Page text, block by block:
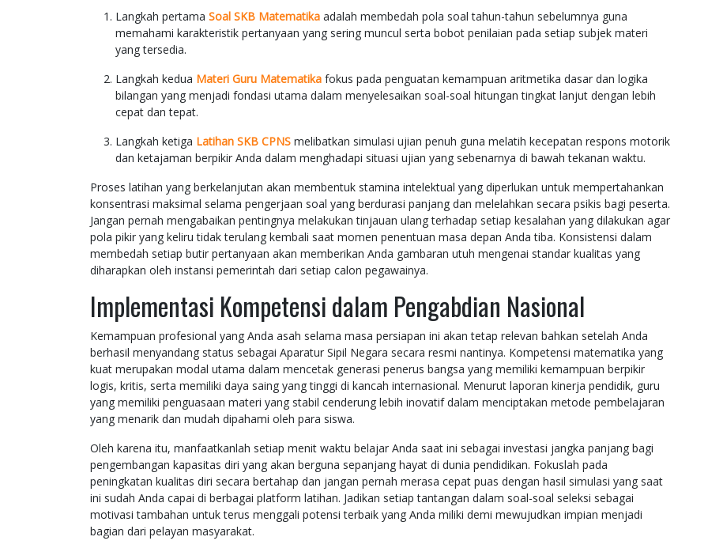
Langkah pertama Soal SKB Matematika adalah membedah pola soal tahun-tahun sebelumnya guna
memahami karakteristik pertanyaan yang sering muncul serta bobot penilaian pada setiap subjek materi
yang tersedia.
Langkah kedua Materi Guru Matematika fokus pada penguatan kemampuan aritmetika dasar dan logika
bilangan yang menjadi fondasi utama dalam menyelesaikan soal-soal hitungan tingkat lanjut dengan lebih
cepat dan tepat.
Langkah ketiga Latihan SKB CPNS melibatkan simulasi ujian penuh guna melatih kecepatan respons motorik
dan ketajaman berpikir Anda dalam menghadapi situasi ujian yang sebenarnya di bawah tekanan waktu.
Proses latihan yang berkelanjutan akan membentuk stamina intelektual yang diperlukan untuk mempertahankan
konsentrasi maksimal selama pengerjaan soal yang berdurasi panjang dan melelahkan secara psikis bagi peserta.
Jangan pernah mengabaikan pentingnya melakukan tinjauan ulang terhadap setiap kesalahan yang dilakukan agar
pola pikir yang keliru tidak terulang kembali saat momen penentuan masa depan Anda tiba. Konsistensi dalam
membedah setiap butir pertanyaan akan memberikan Anda gambaran utuh mengenai standar kualitas yang
diharapkan oleh instansi pemerintah dari setiap calon pegawainya.
Implementasi Kompetensi dalam Pengabdian Nasional
Kemampuan profesional yang Anda asah selama masa persiapan ini akan tetap relevan bahkan setelah Anda
berhasil menyandang status sebagai Aparatur Sipil Negara secara resmi nantinya. Kompetensi matematika yang
kuat merupakan modal utama dalam mencetak generasi penerus bangsa yang memiliki kemampuan berpikir
logis, kritis, serta memiliki daya saing yang tinggi di kancah internasional. Menurut laporan kinerja pendidik, guru
yang memiliki penguasaan materi yang stabil cenderung lebih inovatif dalam menciptakan metode pembelajaran
yang menarik dan mudah dipahami oleh para siswa.
Oleh karena itu, manfaatkanlah setiap menit waktu belajar Anda saat ini sebagai investasi jangka panjang bagi
pengembangan kapasitas diri yang akan berguna sepanjang hayat di dunia pendidikan. Fokuslah pada
peningkatan kualitas diri secara bertahap dan jangan pernah merasa cepat puas dengan hasil simulasi yang saat
ini sudah Anda capai di berbagai platform latihan. Jadikan setiap tantangan dalam soal-soal seleksi sebagai
motivasi tambahan untuk terus menggali potensi terbaik yang Anda miliki demi mewujudkan impian menjadi
bagian dari pelayan masyarakat.